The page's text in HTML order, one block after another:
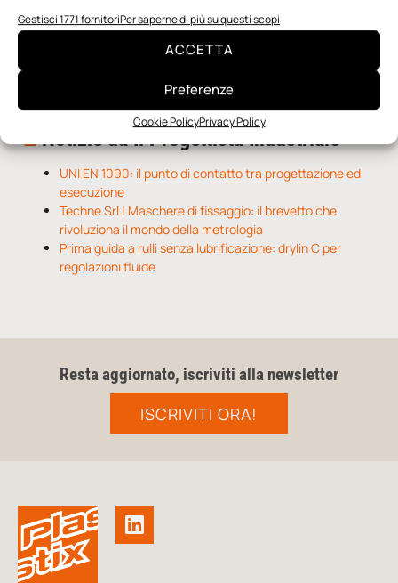
Gestisci 1771 fornitoriPer saperne di più su questi scopi
ACCETTA
Preferenze
Cookie PolicyPrivacy Policy
I nanonastri di grafene come potenziali sensori per i
reattori a fusione
Una nuova mano robotica passa da una pinza all’altra
O-Ring, tecnica e applicazioni
Notizie da Il Progettista Industriale
UNI EN 1090: il punto di contatto tra progettazione ed
esecuzione
Techne Srl | Maschere di fissaggio: il brevetto che
rivoluziona il mondo della metrologia
Prima guida a rulli senza lubrificazione: drylin C per
regolazioni fluide
Resta aggiornato, iscriviti alla newsletter
ISCRIVITI ORA!